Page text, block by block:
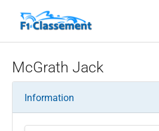
McGrath Jack
Information